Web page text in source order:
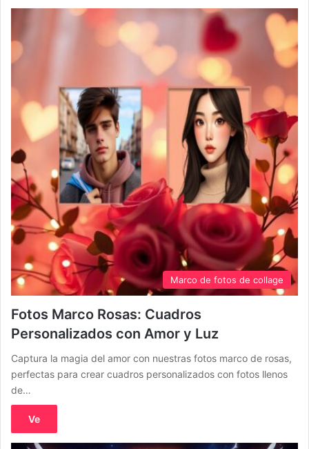
Marco de fotos de collage
Fotos Marco Rosas: Cuadros
Personalizados con Amor y Luz
Captura la magia del amor con nuestras fotos marco de rosas,
perfectas para crear cuadros personalizados con fotos llenos
de…
Ve